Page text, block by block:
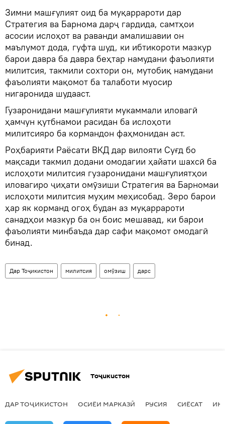
Зимни машғулият оид ба муқаррароти дар
Стратегия ва Барнома дарҷ гардида, самтҳои
асосии ислоҳот ва раванди амалишавии он
маълумот дода, гуфта шуд, ки ибтикороти мазкур
барои давра ба давра беҳтар намудани фаъолияти
милитсия, такмили сохтори он, мутобиқ намудани
фаъолияти мақомот ба талаботи муосир
нигаронида шудааст.
Гузаронидани машғулияти мукаммали иловагӣ
ҳамчун қутбнамои расидан ба ислоҳоти
милитсияро ба кормандон фаҳмонидан аст.
Роҳбарияти Раёсати ВКД дар вилояти Суғд бо
мақсади такмил додани омодагии ҳайати шахсӣ ба
ислоҳоти милитсия гузаронидани машғулиятҳои
иловагиро ҷиҳати омӯзиши Стратегия ва Барномаи
ислоҳоти милитсия муҳим меҳисобад. Зеро барои
ҳар як корманд огоҳ будан аз муқаррароти
санадҳои мазкур ба он боис мешавад, ки барои
фаъолияти минбаъда дар сафи мақомот омодагӣ
бинад.
Дар Тоҷикистон милитсия омӯзиш дарс
Тоҷикистон
ДАР ТОҶИКИСТОН ОСИЁИ МАРКАЗӢ РУСИЯ СИЁСАТ